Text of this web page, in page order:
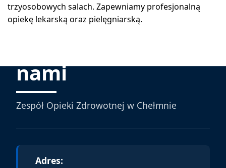
trzyosobowych salach. Zapewniamy profesjonalną
opiekę lekarską oraz pielęgniarską.
nami
Zespół Opieki Zdrowotnej w Chełmnie
Adres: